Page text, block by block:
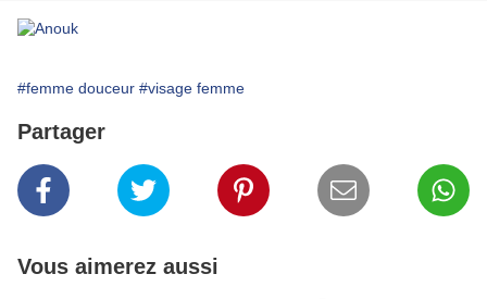
#femme douceur #visage femme
Partager
Vous aimerez aussi